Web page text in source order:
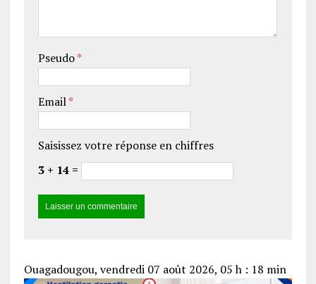
Pseudo*
Email*
Saisissez votre réponse en chiffres
3 + 14 =
Ouagadougou, vendredi 07 août 2026, 05 h : 18 min